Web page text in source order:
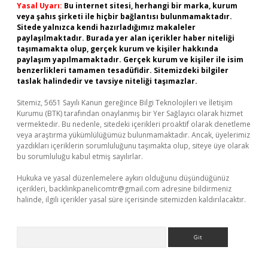
Yasal Uyarı: Bu internet sitesi, herhangi bir marka, kurum
veya şahıs şirketi ile hiçbir bağlantısı bulunmamaktadır.
Sitede yalnızca kendi hazırladığımız makaleler
paylaşılmaktadır. Burada yer alan içerikler haber niteliği
taşımamakta olup, gerçek kurum ve kişiler hakkında
paylaşım yapılmamaktadır. Gerçek kurum ve kişiler ile isim
benzerlikleri tamamen tesadüfidir. Sitemizdeki bilgiler
taslak halindedir ve tavsiye niteliği taşımazlar.
Sitemiz, 5651 Sayılı Kanun gereğince Bilgi Teknolojileri ve İletişim
Kurumu (BTK) tarafından onaylanmış bir Yer Sağlayıcı olarak hizmet
vermektedir. Bu nedenle, sitedeki içerikleri proaktif olarak denetleme
veya araştırma yükümlülüğümüz bulunmamaktadır. Ancak, üyelerimiz
yazdıkları içeriklerin sorumluluğunu taşımakta olup, siteye üye olarak
bu sorumluluğu kabul etmiş sayılırlar.
Hukuka ve yasal düzenlemelere aykırı olduğunu düşündüğünüz
içerikleri, backlinkpanelicomtr@gmail.com adresine bildirmeniz
halinde, ilgili içerikler yasal süre içerisinde sitemizden kaldırılacaktır.